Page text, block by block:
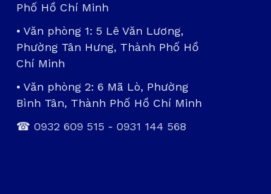
Phố Hồ Chí Minh
• Văn phòng 1: 5 Lê Văn Lương,
Phường Tân Hưng, Thành Phố Hồ
Chí Minh
• Văn phòng 2: 6 Mã Lò, Phường
Bình Tân, Thành Phố Hồ Chí Minh
☎ 0932 609 515 - 0931 144 568